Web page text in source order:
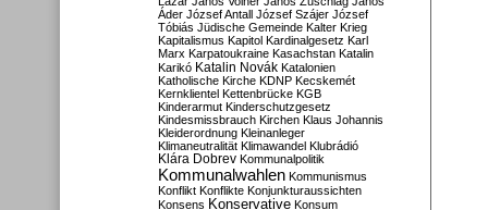
Áder József Antall József Szájer József
Tóbiás Jüdische Gemeinde Kalter Krieg
Kapitalismus Kapitol Kardinalgesetz Karl
Marx Karpatoukraine Kasachstan Katalin
Karikó Katalin Novák Katalonien
Katholische Kirche KDNP Kecskemét
Kernklientel Kettenbrücke KGB
Kinderarmut Kinderschutzgesetz
Kindesmissbrauch Kirchen Klaus Johannis
Kleiderordnung Kleinanleger
Klimaneutralität Klimawandel Klubrádió
Klára Dobrev Kommunalpolitik
Kommunalwahlen Kommunismus
Konflikt Konflikte Konjunkturaussichten
Konsens Konservative Konsum